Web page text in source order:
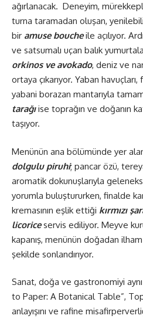
ağırlanacak. Deneyim,
turna taramadan oluşan,
bir amuse boucheile açılıyor.
ve satsumalı uçan balık
orkinos ve avokado, deniz ve
ortaya çıkarıyor. Yaban
yabani borazan mantarıyla
tarağıise toprağın ve doğanın
taşıyor.
Menünün ana bölümünde yer
dolgulu piruhi; pancar özü,
aromatik dokunuşlarıyla
yorumla buluştururken, finalde
kremasının eşlik ettiği kırmızı
licoriceservis ediliyor. Meyve
kapanış, menünün doğadan
şekilde sonlandırıyor.
Sanat, doğa ve gastronomiyi
to Paper: A Botanical Table”,
anlayışını ve rafine